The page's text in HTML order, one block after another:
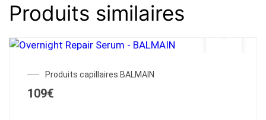
Produits similaires
Produits capillaires BALMAIN
109€